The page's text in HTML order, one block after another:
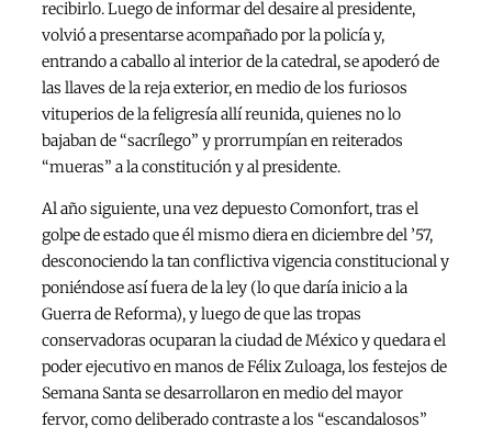
recibirlo. Luego de informar del desaire al presidente,
volvió a presentarse acompañado por la policía y,
entrando a caballo al interior de la catedral, se apoderó de
las llaves de la reja exterior, en medio de los furiosos
vituperios de la feligresía allí reunida, quienes no lo
bajaban de “sacrílego” y prorrumpían en reiterados
“mueras” a la constitución y al presidente.
Al año siguiente, una vez depuesto Comonfort, tras el
golpe de estado que él mismo diera en diciembre del ’57,
desconociendo la tan conflictiva vigencia constitucional y
poniéndose así fuera de la ley (lo que daría inicio a la
Guerra de Reforma), y luego de que las tropas
conservadoras ocuparan la ciudad de México y quedara el
poder ejecutivo en manos de Félix Zuloaga, los festejos de
Semana Santa se desarrollaron en medio del mayor
fervor, como deliberado contraste a los “escandalosos”